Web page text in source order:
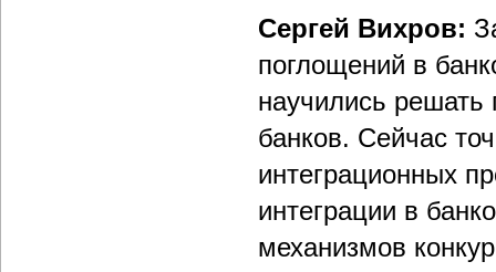
Сергей Вихров:
поглощений в
научились решать
банков. Сейчас
интеграционных
интеграции в
механизмов